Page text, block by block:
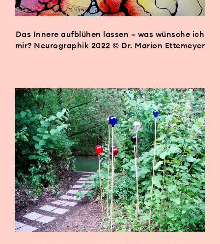
Das Innere aufblühen lassen – was wünsche ich
mir? Neurographik 2022 © Dr. Marion Ettemeyer